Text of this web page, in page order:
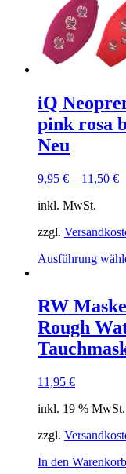
iQ
pink rosa
Neu
9,95 € – 11,50 €
inkl. MwSt.
zzgl.
Ausführung
RW
Rough
11,95 €
inkl. 19 % MwSt.
zzgl.
In den Warenkorb